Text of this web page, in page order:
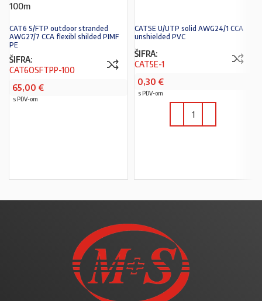
100m
CAT6 S/FTP outdoor stranded
AWG27/7 CCA flexibl shilded PIMF
PE
ŠIFRA:
CAT6OSFTPP-100
65,00 €
s PDV-om
CAT5E U/UTP solid AWG24/1 CCA
unshielded PVC
ŠIFRA:
CAT5E-1
0,30 €
s PDV-om